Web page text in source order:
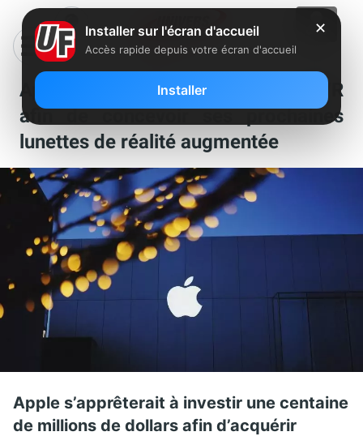
Apple prévoirait de racheter NextVR
afin de concevoir ses prochaines
lunettes de réalité augmentée
Apple s’apprêterait à investir une centaine
de millions de dollars afin d’acquérir
✕
Installer sur l'écran d'accueil
Accès rapide depuis votre écran d'accueil
Installer